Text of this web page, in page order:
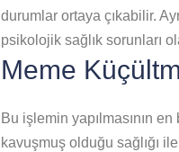
durumlar ortaya çıkabilir.
psikolojik sağlık sorunları
Meme
Bu işlemin yapılmasının
kavuşmuş olduğu sağlığı